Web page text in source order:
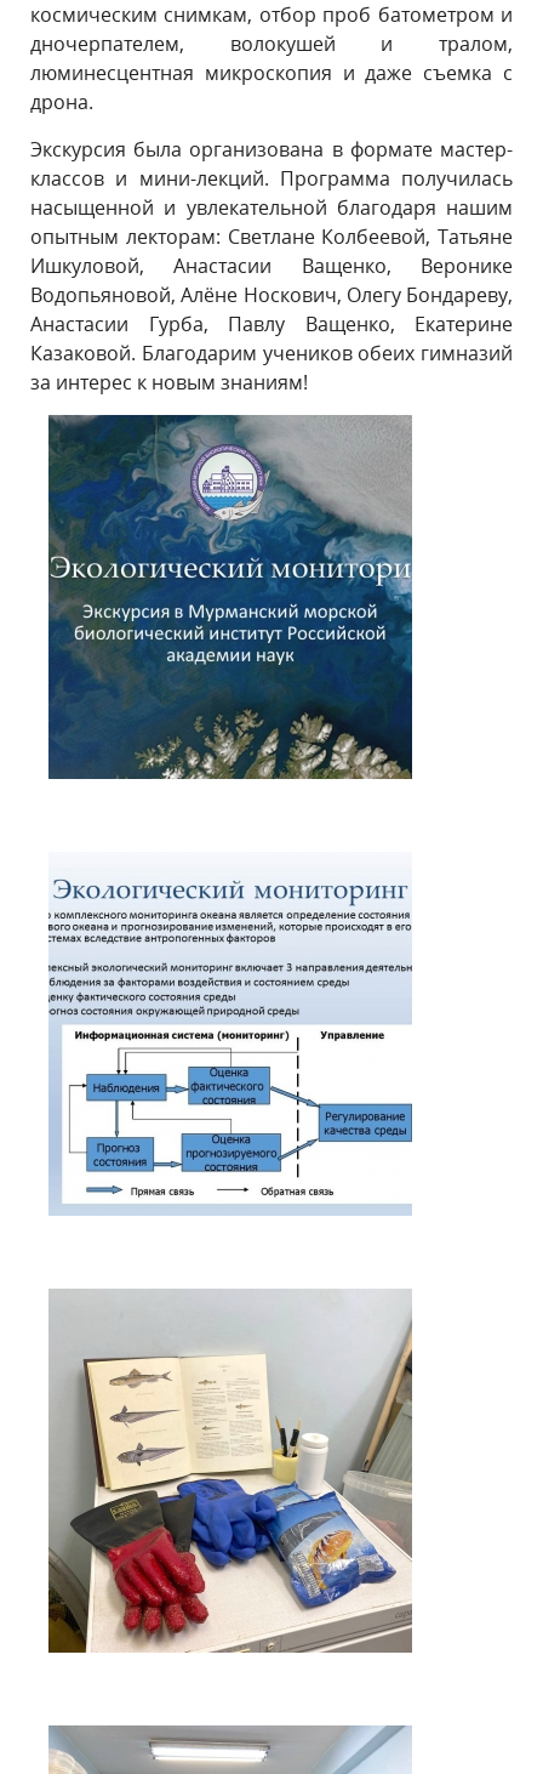
космическим снимкам, отбор проб батометром и
дночерпателем, волокушей и тралом,
люминесцентная микроскопия и даже съемка с
дрона.
Экскурсия была организована в формате мастер-
классов и мини-лекций. Программа получилась
насыщенной и увлекательной благодаря нашим
опытным лекторам: Светлане Колбеевой, Татьяне
Ишкуловой, Анастасии Ващенко, Веронике
Водопьяновой, Алёне Носкович, Олегу Бондареву,
Анастасии Гурба, Павлу Ващенко, Екатерине
Казаковой. Благодарим учеников обеих гимназий
за интерес к новым знаниям!